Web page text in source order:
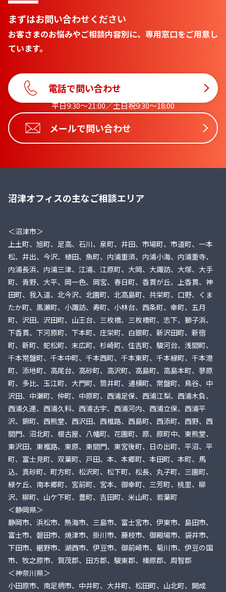
まずはお問い合わせください
お客さまのお悩みやご相談内容別に、専用窓口をご用意し
ています。
電話で問い合わせ
平日9:30〜21:00／土日祝9:30〜18:00
メールで問い合わせ
沼津オフィスの主なご相談エリア
＜沼津市＞
上土町、旭町、足高、石川、泉町、井田、市場町、市道町、一本
松、井出、今沢、植田、魚町、内浦重須、内浦小海、内浦重寺、
内浦長浜、内浦三津、江浦、江原町、大岡、大諏訪、大塚、大手
町、青野、大平、岡一色、岡宮、春日町、香貫が丘、上香貫、神
田町、我入道、北今沢、北園町、北高島町、共栄町、口野、くま
たか町、黒瀬町、小諏訪、寿町、小林台、西条町、幸町、五月
町、沢田、沢田町、山王台、三枚橋、三枚橋町、志下、獅子浜、
下香貫、下河原町、下本町、庄栄町、白銀町、新沢田町、新宿
町、新町、蛇松町、末広町、杉崎町、住吉町、駿河台、浅間町、
千本常盤町、千本中町、千本西町、千本東町、千本緑町、千本港
町、添地町、高尾台、高砂町、高沢町、高島町、高島本町、蓼原
町、多比、玉江町、大門町、筒井町、通横町、常盤町、鳥谷、中
沢田、中瀬町、仲町、中原町、西浦足保、西浦江梨、西浦木負、
西浦久連、西浦久料、西浦古宇、西浦河内、西浦立保、西浦平
沢、錦町、西熊堂、西沢田、西椎路、西島町、西添町、西野、西
間門、沼北町、根古屋、八幡町、花園町、原、原町中、東熊堂、
東沢田、東椎路、東原、東間門、東宮後町、日の出町、平沼、平
町、富士見町、双葉町、戸田、本、本郷町、本田町、本町、馬
込、真砂町、町方町、松沢町、松下町、松長、丸子町、三園町、
緑ケ丘、南本郷町、宮前町、宮本、御幸町、三芳町、桃里、柳
沢、柳町、山ケ下町、豊町、吉田町、米山町、若葉町
＜静岡県＞
静岡市、浜松市、熱海市、三島市、富士宮市、伊東市、島田市、
富士市、磐田市、焼津市、掛川市、藤枝市、御殿場市、袋井市、
下田市、裾野市、湖西市、伊豆市、御前崎市、菊川市、伊豆の国
市、牧之原市、賀茂郡、田方郡、駿東郡、榛原郡、周智郡
＜神奈川県＞
小田原市、南足柄市、中井町、大井町、松田町、山北町、開成